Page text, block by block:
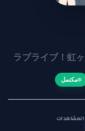
Love
ラブライブ！虹
مكتمل
المشاهدات